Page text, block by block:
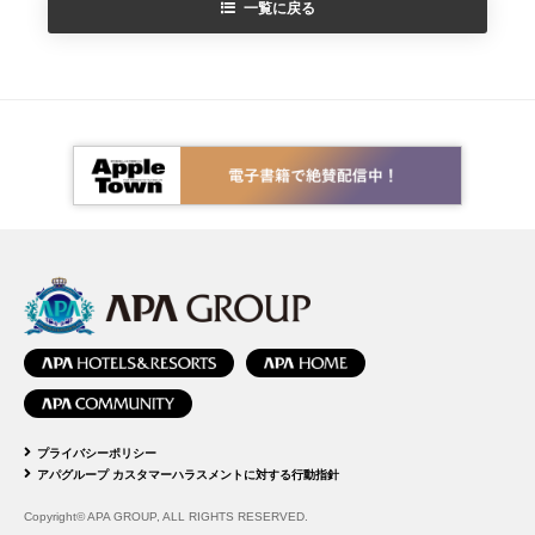
一覧に戻る
プライバシーポリシー
アパグループ カスタマーハラスメントに対する行動指針
Copyright© APA GROUP, ALL RIGHTS RESERVED.